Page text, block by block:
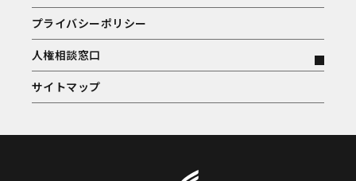
プライバシーポリシー
人権相談窓口
サイトマップ